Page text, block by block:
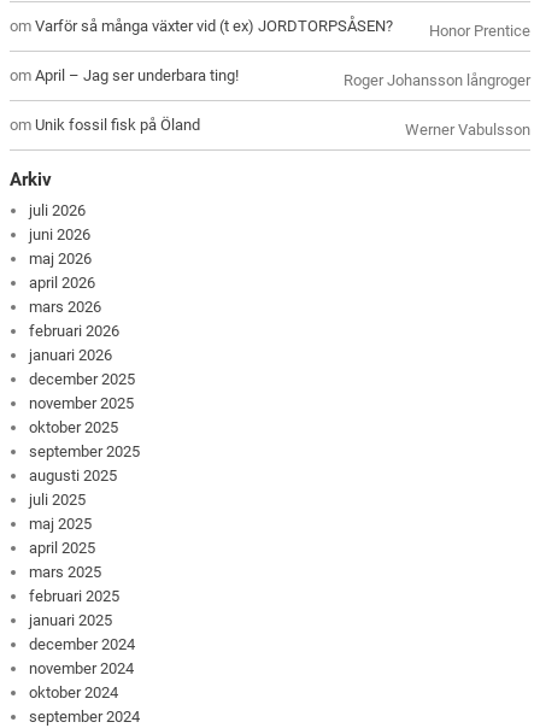
Honor Prentice
omVarför så många växter vid (t ex) JORDTORPSÅSEN?
Roger Johansson långroger
omApril – Jag ser underbara ting!
Werner Vabulsson
om Unik fossil fisk på Öland
Arkiv
juli 2026
juni 2026
maj 2026
april 2026
mars 2026
februari 2026
januari 2026
december 2025
november 2025
oktober 2025
september 2025
augusti 2025
juli 2025
maj 2025
april 2025
mars 2025
februari 2025
januari 2025
december 2024
november 2024
oktober 2024
september 2024